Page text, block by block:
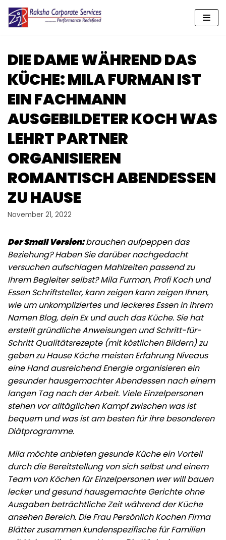
Skip
content
DIE DAME WÄHREND DAS
KÜCHE: MILA FURMAN IST
EIN FACHMANN
AUSGEBILDETER KOCH WAS
LEHRT PARTNER
ORGANISIEREN
ROMANTISCH ABENDESSEN
ZU HAUSE
November 21, 2022
Der Small Version:brauchen aufpeppen das
Beziehung? Haben Sie darüber nachgedacht
versuchen aufschlagen Mahlzeiten passend zu
Ihrem Begleiter selbst? Mila Furman, Profi Koch und
Essen Schriftsteller, kann zeigen kann zeigen Ihnen,
wie um unkompliziertes und leckeres Essen in ihrem
Namen Blog, dein Ex und auch das Küche. Sie hat
erstellt gründliche Anweisungen und Schritt-für-
Schritt Qualitätsrezepte (mit köstlichen Bildern) zu
geben zu Hause Köche meisten Erfahrung Niveaus
eine Hand ausreichend Energie organisieren ein
gesunder hausgemachter Abendessen nach einem
langen Tag nach der Arbeit. Viele Einzelpersonen
stehen vor alltäglichen Kampf zwischen was ist
bequem und was ist am besten für ihre besonderen
Diätprogramme.
Mila möchte anbieten gesunde Küche ein Vorteil
durch die Bereitstellung von sich selbst und einem
Team von Köchen für Einzelpersonen wer will bauen
lecker und gesund hausgemachte Gerichte ohne
Ausgaben beträchtliche Zeit während der Küche
ansehen Bereich. Die Frau Persönlich Kochen Firma
Blätter zusammen kundenspezifische für Familien